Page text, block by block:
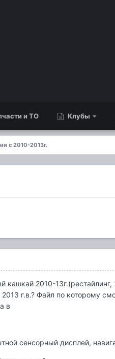
и ТО Клубы
с 2010-2013г.
2010-
г.в.? Файл по которому
в
сенсорный дисплей,